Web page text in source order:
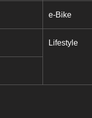
e-Bike
Lifestyle